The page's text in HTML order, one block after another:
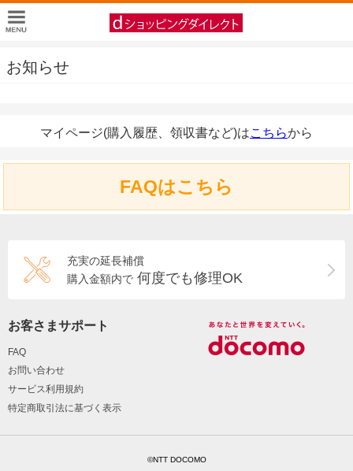
お知らせ
マイページ(購入履歴、領収書など)はこちらから
FAQはこちら
充実の延長補償
購入金額内で 何度でも修理OK
お客さまサポート
FAQ
お問い合わせ
サービス利用規約
特定商取引法に基づく表示
©NTT DOCOMO